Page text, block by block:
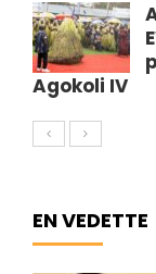
Agokoli IV
EN VEDETTE